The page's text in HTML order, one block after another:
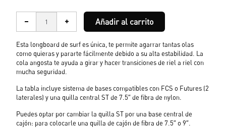
Esta longboard de surfes única, te permite agarrar tantas olas
como quieras y pararte fácilmente debido a su alta estabilidad. La
cola angosta te ayuda a girar y hacer transiciones de riel a riel con
mucha seguridad.
La tabla incluye sistema de bases compatibles con FCS o Futures (2
laterales) y una quilla central ST de 7.5″ de fibra de nylon.
Puedes optar por cambiar la quilla ST por una base central de
cajón: para colocarle una quilla de cajón de fibra de 7.5″ o 9″.
Añadir al carrito